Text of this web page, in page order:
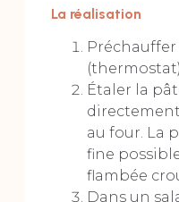
La réalisation
Préchauffer
(thermostat).
Étaler la
au four. La
fine
flambée
Dans un